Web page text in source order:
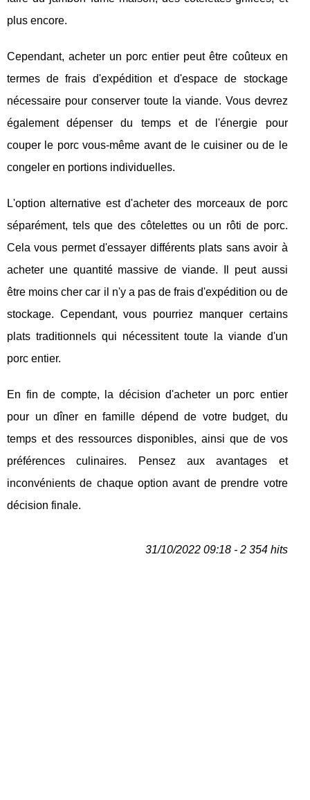
plus encore.
Cependant, acheter un porc entier peut être coûteux en
termes de frais d'expédition et d'espace de stockage
nécessaire pour conserver toute la viande. Vous devrez
également dépenser du temps et de l'énergie pour
couper le porc vous-même avant de le cuisiner ou de le
congeler en portions individuelles.
L'option alternative est d'acheter des morceaux de porc
séparément, tels que des côtelettes ou un rôti de porc.
Cela vous permet d'essayer différents plats sans avoir à
acheter une quantité massive de viande. Il peut aussi
être moins cher car il n'y a pas de frais d'expédition ou de
stockage. Cependant, vous pourriez manquer certains
plats traditionnels qui nécessitent toute la viande d'un
porc entier.
En fin de compte, la décision d'acheter un porc entier
pour un dîner en famille dépend de votre budget, du
temps et des ressources disponibles, ainsi que de vos
préférences culinaires. Pensez aux avantages et
inconvénients de chaque option avant de prendre votre
décision finale.
31/10/2022 09:18 - 2 354 hits